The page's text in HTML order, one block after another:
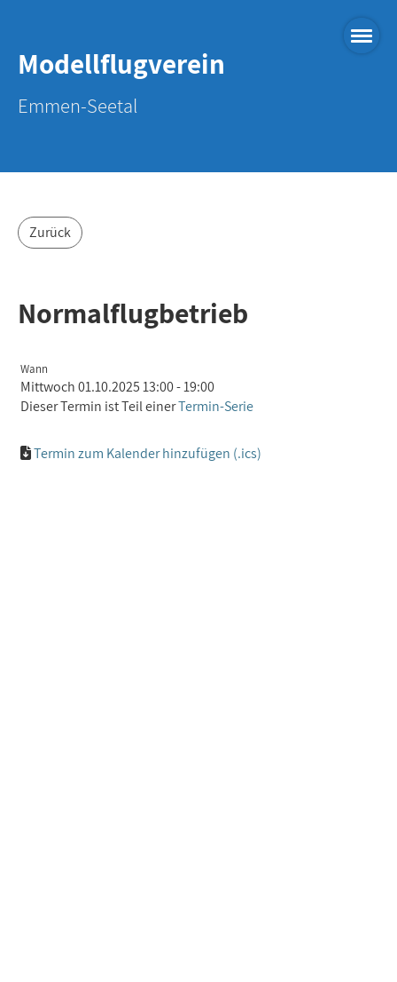
Modellflugverein
Emmen-Seetal
Zurück
Normalflugbetrieb
Wann
Mittwoch 01.10.2025 13:00 - 19:00
Dieser Termin ist Teil einerTermin-Serie
Termin zum Kalender hinzufügen (.ics)